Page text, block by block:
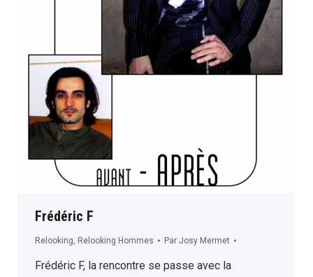
Frédéric F
Relooking Relooking Hommes Par Josy Mermet
Frédéric F, la rencontre se passe avec la